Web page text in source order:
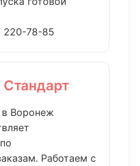
220-78-85
Воронеж
Работаем с